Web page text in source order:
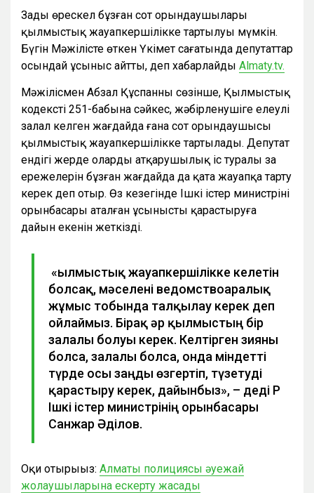
Заңды өрескел бұзған сот орындаушылары
қылмыстық жауапкершілікке тартылуы мүмкін.
Бүгін Мәжілісте өткен Үкімет сағатында депутаттар
осындай ұсыныс айтты, деп хабарлайды Almaty.tv.
Мәжілісмен Абзал Құспанның сөзінше, Қылмыстық
кодекстің 251-бабына сәйкес, жәбірленушіге елеулі
залал келген жағдайда ғана сот орындаушысы
қылмыстық жауапкершілікке тартылады. Депутат
ендігі жерде оларды атқарушылық іс туралы заң
ережелерін бұзған жағдайда да қатаң жауапқа тарту
керек деп отыр. Өз кезегінде Ішкі істер министрінің
орынбасары аталған ұсынысты қарастыруға
дайын екенін жеткізді.
«Қылмыстық жауапкершілікке келетін
болсақ, мәселені ведомствоаралық
жұмыс тобында талқылау керек деп
ойлаймыз. Бірақ әр қылмыстың бір
залалы болуы керек. Келтірген зияны
болса, залалы болса, онда міндетті
түрде осы заңды өзгертіп, түзетуді
қарастыру керек, дайынбыз», – деді ҚР
Ішкі істер министрінің орынбасары
Санжар Әділов.
Оқи отырыңыз: Алматы полициясы әуежай
жолаушыларына ескерту жасады